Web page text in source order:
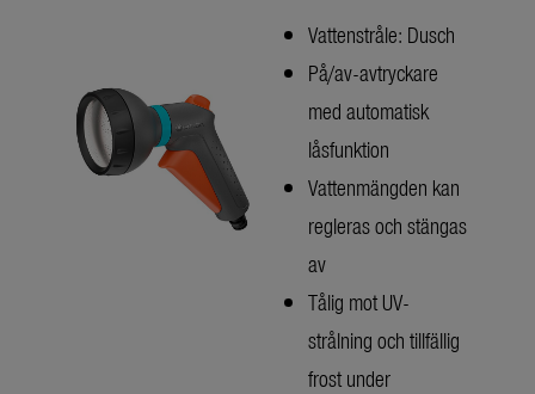
Vattenstråle: Dusch
På/av-avtryckare
med automatisk
låsfunktion
Vattenmängden kan
regleras och stängas
av
Tålig mot UV-
strålning och tillfällig
frost under